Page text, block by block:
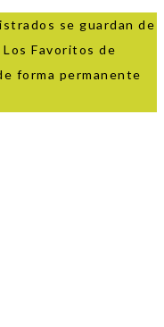
se guardan de
Favoritos de
forma permanente